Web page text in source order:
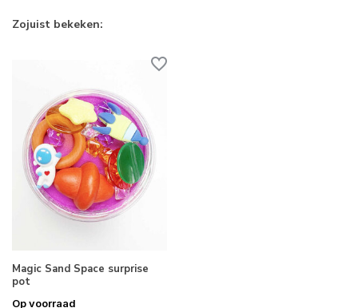
Zojuist bekeken:
Magic Sand Space surprise
pot
Op voorraad